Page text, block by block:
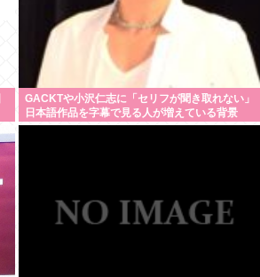
GACKTや小沢仁志に「セリフが聞き取れない」
日本語作品を字幕で見る人が増えている背景